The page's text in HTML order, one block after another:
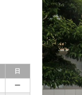
日
ー